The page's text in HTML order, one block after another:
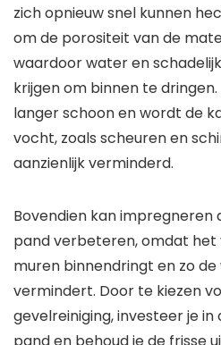
zich opnieuw snel kunnen
om de porositeit van de
waardoor water en
krijgen om binnen te
langer schoon en wordt de
vocht, zoals scheuren en
aanzienlijk verminderd.
Bovendien kan impregneren
pand verbeteren, omdat
muren binnendringt en zo
vermindert. Door te kiezen
gevelreiniging, investeer je in